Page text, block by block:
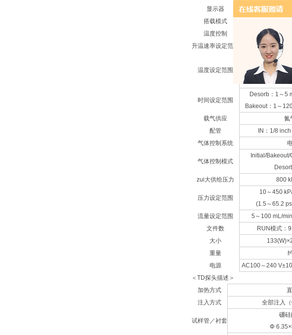
显示器
搭载模式
RUN模式
温度控制
（室温
升温速率设定范围
5～45 ℃/sec
温度设定范围
Initial：40
Desorb：(Initial
Bakeout：40
时间设定范围
Desorb：1～5
Bakeout：1～
载气供应
氮
配管
IN：1/8
气体控制系统
气体控制模式
Initial/
zui大供给压力
800
压力设定范围
10～450
(1.5～65.2
流量设定范围
5～100 mL/
文件数
RUN模式：
大小
重量
电源
AC100～240
＜TD探头描述＞
加热方式
注入方式
全部注入（
试样管／衬套
硼
Φ